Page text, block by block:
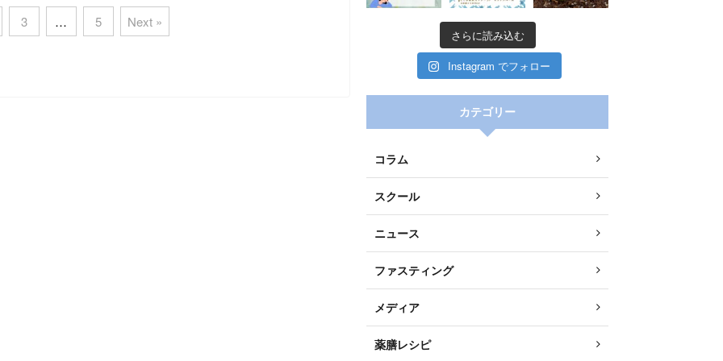
3 … 5 Next »
0
さらに読み込む
Instagram でフォロー
カテゴリー
コラム
スクール
ニュース
ファスティング
メディア
薬膳レシピ